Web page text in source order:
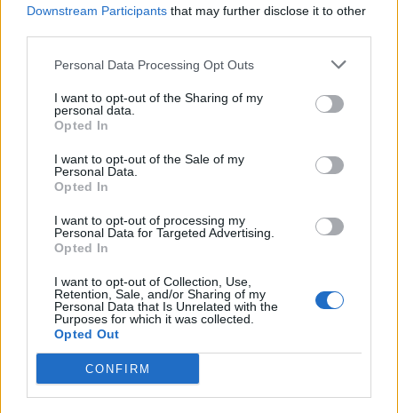
Downstream Participants that may further disclose it to other
Personal Data Processing Opt Outs
I want to opt-out of the Sharing of my
personal data.
Opted In
I want to opt-out of the Sale of my
Personal Data.
Opted In
I want to opt-out of processing my
Personal Data for Targeted Advertising.
Opted In
I want to opt-out of Collection, Use,
Retention, Sale, and/or Sharing of my
Personal Data that Is Unrelated with the
Purposes for which it was collected.
Opted Out
CONFIRM
ΤΕΛΕΥΤΑΙΑ ΝΕΑ
συνεδριάσεων το Δημοτικό Συμβούλιο
Παλαμά
1.296 φιάλες παράνομου φρέον
κατασχέθηκαν σε Κήπους και Δοϊράνη –
δασμοί
9 Αυγούστου 2026, 21:41
Απεβίωσε στα 74 ο ηθοποιός Νίκος
9 Αυγούστου 2026, 20:16